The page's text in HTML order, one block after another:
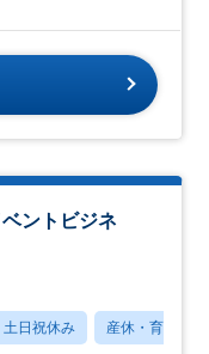
ントビジネ
土日祝休み 産休・育休あり